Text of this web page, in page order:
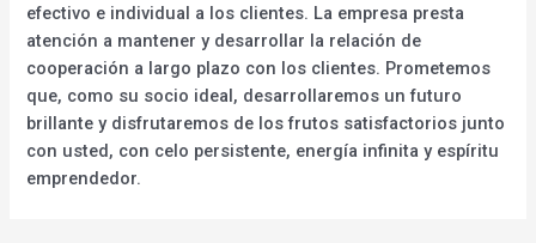
efectivo e individual a los clientes. La empresa presta
atención a mantener y desarrollar la relación de
cooperación a largo plazo con los clientes. Prometemos
que, como su socio ideal, desarrollaremos un futuro
brillante y disfrutaremos de los frutos satisfactorios junto
con usted, con celo persistente, energía infinita y espíritu
emprendedor.